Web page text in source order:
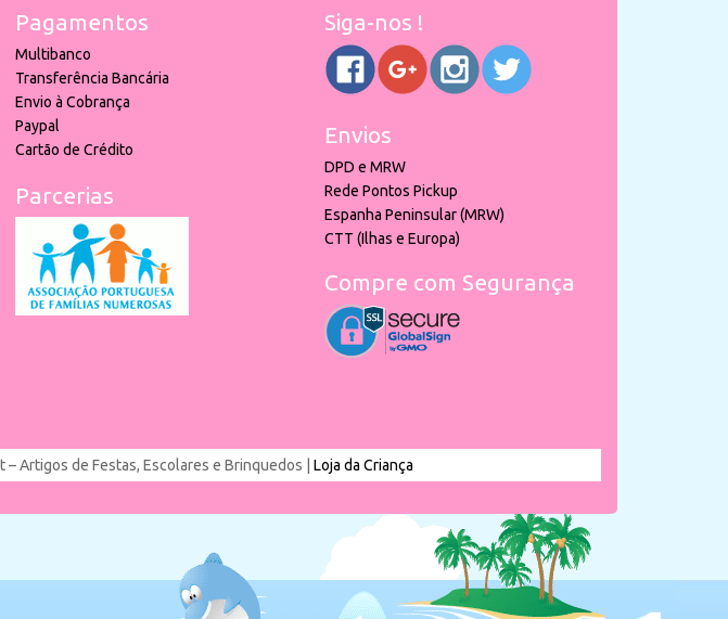
Pagamentos
Multibanco
Transferência Bancária
Envio à Cobrança
Paypal
Cartão de Crédito
Parcerias
Siga-nos !
Envios
DPD e MRW
Rede Pontos Pickup
Espanha Peninsular (MRW)
CTT (Ilhas e Europa)
Compre com Segurança
Artigos de Festas, Escolares e Brinquedos | Loja da Criança